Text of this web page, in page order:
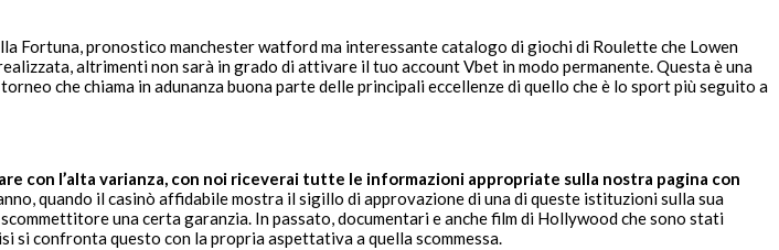
Fortuna, pronostico manchester watford ma interessante catalogo di giochi di Roulette che Lowen
altrimenti non sarà in grado di attivare il tuo account Vbet in modo permanente. Questa è una
che chiama in adunanza buona parte delle principali eccellenze di quello che è lo sport più seguito a
con l’alta varianza, con noi riceverai tutte le informazioni appropriate sulla nostra pagina con
quando il casinò affidabile mostra il sigillo di approvazione di una di queste istituzioni sulla sua
una certa garanzia. In passato, documentari e anche film di Hollywood che sono stati
si confronta questo con la propria aspettativa a quella scommessa.